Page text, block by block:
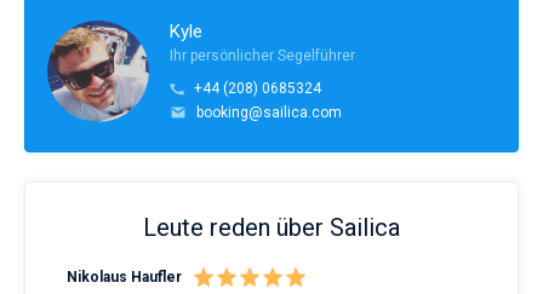
Kyle
Ihr persönlicher Segelführer
+44 (208) 0685324
booking@sailica.com
Leute reden über Sailica
Nikolaus Haufler